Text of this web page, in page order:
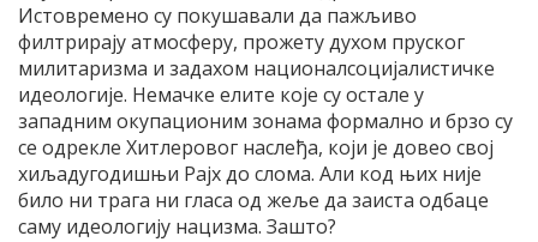
Истовремено су покушавали да пажљиво
филтрирају атмосферу, прожету духом пруског
милитаризма и задахом националсоцијалистичке
идеологије. Немачке елите које су остале у
западним окупационим зонама формално и брзо су
се одрекле Хитлеровог наслеђа, који је довео свој
хиљадугодишњи Рајх до слома. Али код њих није
било ни трага ни гласа од жеље да заиста одбаце
саму идеологију нацизма. Зашто?